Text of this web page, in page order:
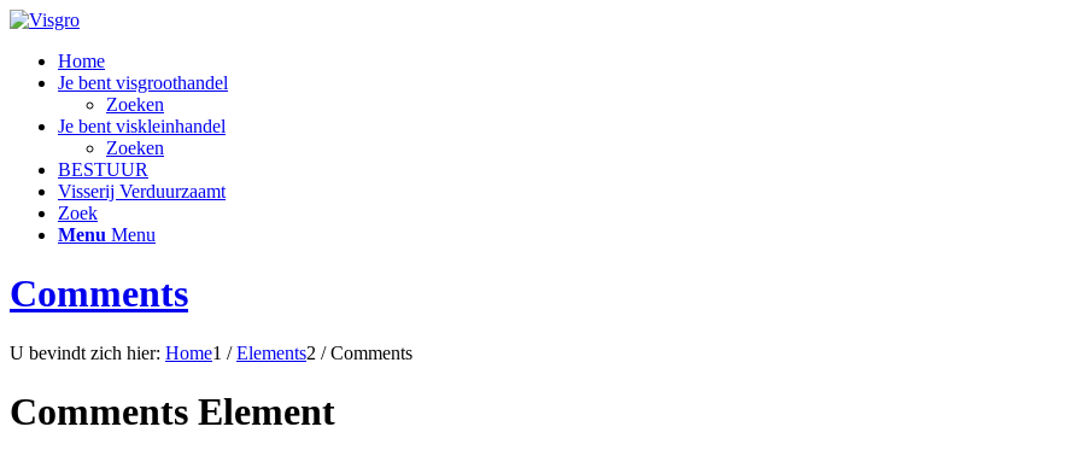
Home
Je bent visgroothandel
Zoeken
Je bent viskleinhandel
Zoeken
BESTUUR
Visserij Verduurzaamt
Zoek
Menu Menu
Comments
U bevindt zich hier: Home1 / Elements2 / Comments
Comments Element